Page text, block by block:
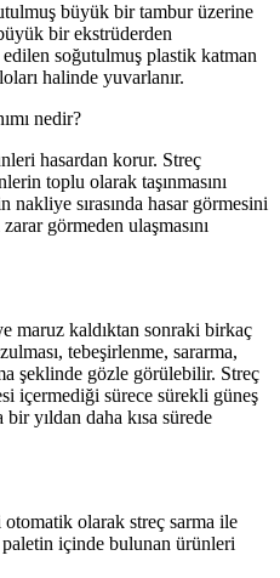
büyük bir tambur üzerine
bir ekstrüderden
soğutulmuş plastik katman
halinde yuvarlanır.
nedir?
hasardan korur. Streç
toplu olarak taşınmasını
sırasında hasar görmesini
görmeden ulaşmasını
maruz kaldıktan sonraki birkaç
tebeşirlenme, sararma,
şeklinde gözle görülebilir. Streç
içermediği sürece sürekli güneş
bir yıldan daha kısa sürede
olarak streç sarma ile
paletin içinde bulunan ürünleri